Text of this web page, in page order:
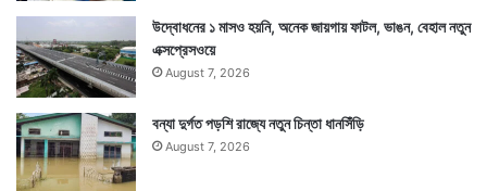
উদ্বোধনের ১ মাসও হয়নি, অনেক জায়গায় ফাটল, ভাঙন, বেহাল নতুন
এক্সপ্রেসওয়ে
August 7, 2026
বন্যা দুর্গত পড়শি রাজ্যে নতুন চিন্তা ধানসিঁড়ি
August 7, 2026